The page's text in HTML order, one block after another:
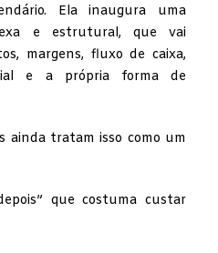
Ela inaugura uma
e estrutural, que vai
margens, fluxo de caixa,
e a própria forma de
ainda tratam isso como um
que costuma custar